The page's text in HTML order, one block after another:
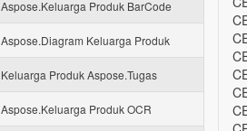
Aspose.Keluarga Produk BarCode
Aspose.Diagram Keluarga Produk
Keluarga Produk Aspose.Tugas
Aspose.Keluarga Produk OCR